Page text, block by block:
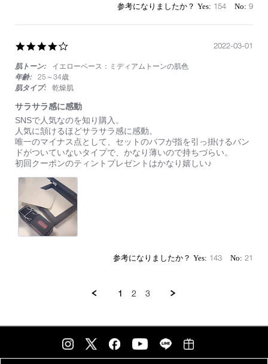
154 9
rating
肌トーン:
イエローベース：ミディアムトーンの肌色
年齢:
25～34歳
肌タイプ:
乾燥肌
サラサラ感に感動
Review
by
on
1
Mar
2022
review
stating
サ
ラ
サ
ラ
感
感
動
SNSで人気なのを知り購入。
人気に頷けるほどサラサラ感に感動。
唯一のマイナス点として、セットのパフが指を引っ掛けるバン
ドがついていないタイプで、かなり薄いので持ちづらい。
初回クーポンのティントプレゼントはかなり嬉しい♪
2022-03-01
143 21
1 2 3